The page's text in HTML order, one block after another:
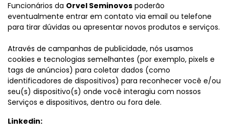
Funcionários da Orvel Seminovos poderão
eventualmente entrar em contato via email ou telefone
para tirar dúvidas ou apresentar novos produtos e serviços.
Através de campanhas de publicidade, nós usamos
cookies e tecnologias semelhantes (por exemplo, pixels e
tags de anúncios) para coletar dados (como
identificadores de dispositivos) para reconhecer você e/ou
seu(s) dispositivo(s) onde você interagiu com nossos
Serviços e dispositivos, dentro ou fora dele.
Linkedin: